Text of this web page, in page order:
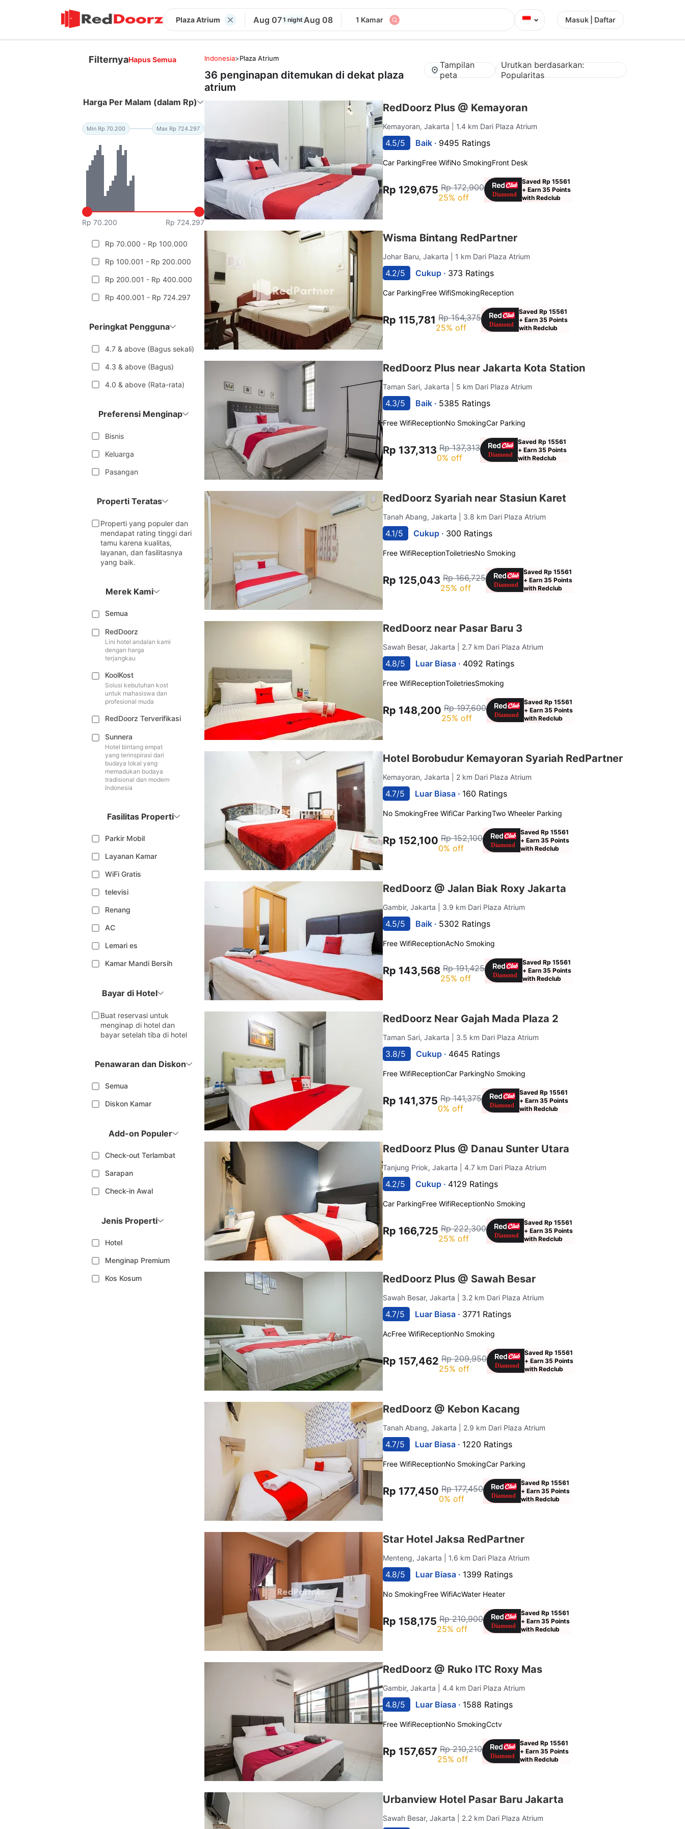
Plaza Atrium Aug 071 night Aug 08 1 Kamar ⌄ Masuk | Daftar
FilternyaHapus Semua
Harga Per Malam (dalam Rp)
Min Rp 70.200 Max Rp 724.297
Rp 70.200 Rp 724.297
Rp 70.000 - Rp 100.000
Rp 100.001 - Rp 200.000
Rp 200.001 - Rp 400.000
Rp 400.001 - Rp 724.297
Peringkat Pengguna
4.7 & above (Bagus sekali)
4.3 & above (Bagus)
4.0 & above (Rata-rata)
Preferensi Menginap
Bisnis
Keluarga
Pasangan
Properti Teratas
Properti yang populer dan
mendapat rating tinggi dari
tamu karena kualitas,
layanan, dan fasilitasnya
yang baik.
Merek Kami
Semua
RedDoorz
Lini hotel andalan kami
dengan harga
terjangkau
KoolKost
Solusi kebutuhan kost
untuk mahasiswa dan
profesional muda
RedDoorz Terverifikasi
Sunnera
Hotel bintang empat
yang terinspirasi dari
budaya lokal yang
memadukan budaya
tradisional dan modern
Indonesia
Fasilitas Properti
Parkir Mobil
Layanan Kamar
WiFi Gratis
televisi
Renang
AC
Lemari es
Kamar Mandi Bersih
Bayar di Hotel
Buat reservasi untuk
menginap di hotel dan
bayar setelah tiba di hotel
Penawaran dan Diskon
Semua
Diskon Kamar
Add-on Populer
Check-out Terlambat
Sarapan
Check-in Awal
Jenis Properti
Hotel
Menginap Premium
Kos Kosum
Indonesia>Plaza Atrium
36 penginapan ditemukan di dekat plaza
atrium
Tampilan
peta
Urutkan berdasarkan:
Popularitas
RedDoorz Plus @ Kemayoran
Kemayoran, Jakarta | 1.4 km Dari Plaza Atrium
4.5/5 Baik · 9495 Ratings
Car ParkingFree WifiNo SmokingFront Desk
Rp 129,675 Rp 172,900
25% off
Saved Rp 15561
+ Earn 35 Points
with Redclub
Wisma Bintang RedPartner
Johar Baru, Jakarta | 1 km Dari Plaza Atrium
4.2/5 Cukup · 373 Ratings
Car ParkingFree WifiSmokingReception
Rp 115,781 Rp 154,375
25% off
Saved Rp 15561
+ Earn 35 Points
with Redclub
RedDoorz Plus near Jakarta Kota Station
Taman Sari, Jakarta | 5 km Dari Plaza Atrium
4.3/5 Baik · 5385 Ratings
Free WifiReceptionNo SmokingCar Parking
Rp 137,313 Rp 137,313
0% off
Saved Rp 15561
+ Earn 35 Points
with Redclub
RedDoorz Syariah near Stasiun Karet
Tanah Abang, Jakarta | 3.8 km Dari Plaza Atrium
4.1/5 Cukup · 300 Ratings
Free WifiReceptionToiletriesNo Smoking
Rp 125,043 Rp 166,725
25% off
Saved Rp 15561
+ Earn 35 Points
with Redclub
RedDoorz near Pasar Baru 3
Sawah Besar, Jakarta | 2.7 km Dari Plaza Atrium
4.8/5 Luar Biasa · 4092 Ratings
Free WifiReceptionToiletriesSmoking
Rp 148,200 Rp 197,600
25% off
Saved Rp 15561
+ Earn 35 Points
with Redclub
Hotel Borobudur Kemayoran Syariah RedPartner
Kemayoran, Jakarta | 2 km Dari Plaza Atrium
4.7/5 Luar Biasa · 160 Ratings
No SmokingFree WifiCar ParkingTwo Wheeler Parking
Rp 152,100 Rp 152,100
0% off
Saved Rp 15561
+ Earn 35 Points
with Redclub
RedDoorz @ Jalan Biak Roxy Jakarta
Gambir, Jakarta | 3.9 km Dari Plaza Atrium
4.5/5 Baik · 5302 Ratings
Free WifiReceptionAcNo Smoking
Rp 143,568 Rp 191,425
25% off
Saved Rp 15561
+ Earn 35 Points
with Redclub
RedDoorz Near Gajah Mada Plaza 2
Taman Sari, Jakarta | 3.5 km Dari Plaza Atrium
3.8/5 Cukup · 4645 Ratings
Free WifiReceptionCar ParkingNo Smoking
Rp 141,375 Rp 141,375
0% off
Saved Rp 15561
+ Earn 35 Points
with Redclub
RedDoorz Plus @ Danau Sunter Utara
Tanjung Priok, Jakarta | 4.7 km Dari Plaza Atrium
4.2/5 Cukup · 4129 Ratings
Car ParkingFree WifiReceptionNo Smoking
Rp 166,725 Rp 222,300
25% off
Saved Rp 15561
+ Earn 35 Points
with Redclub
RedDoorz Plus @ Sawah Besar
Sawah Besar, Jakarta | 3.2 km Dari Plaza Atrium
4.7/5 Luar Biasa · 3771 Ratings
AcFree WifiReceptionNo Smoking
Rp 157,462 Rp 209,950
25% off
Saved Rp 15561
+ Earn 35 Points
with Redclub
RedDoorz @ Kebon Kacang
Tanah Abang, Jakarta | 2.9 km Dari Plaza Atrium
4.7/5 Luar Biasa · 1220 Ratings
Free WifiReceptionNo SmokingCar Parking
Rp 177,450 Rp 177,450
0% off
Saved Rp 15561
+ Earn 35 Points
with Redclub
Star Hotel Jaksa RedPartner
Menteng, Jakarta | 1.6 km Dari Plaza Atrium
4.8/5 Luar Biasa · 1399 Ratings
No SmokingFree WifiAcWater Heater
Rp 158,175 Rp 210,900
25% off
Saved Rp 15561
+ Earn 35 Points
with Redclub
RedDoorz @ Ruko ITC Roxy Mas
Gambir, Jakarta | 4.4 km Dari Plaza Atrium
4.8/5 Luar Biasa · 1588 Ratings
Free WifiReceptionNo SmokingCctv
Rp 157,657 Rp 210,210
25% off
Saved Rp 15561
+ Earn 35 Points
with Redclub
Urbanview Hotel Pasar Baru Jakarta
Sawah Besar, Jakarta | 2.2 km Dari Plaza Atrium